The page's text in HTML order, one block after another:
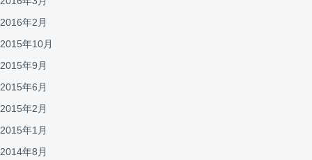
2016年2月
2015年10月
2015年9月
2015年6月
2015年2月
2015年1月
2014年8月